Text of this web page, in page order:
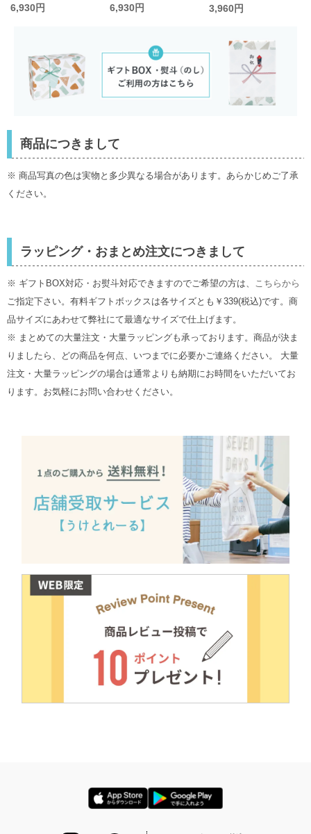
シャツ／グッドロッ
6,930円
HELP!Tシャツ／グッ
6,930円
プリントTシャツ／
3,960円
商品につきまして
※ 商品写真の色は実物と多少異なる場合があります。あらかじめご了承
ください。
ラッピング・おまとめ注文につきまして
※ ギフトBOX対応・お熨斗対応できますのでご希望の方は、 こちらから
ご指定下さい。有料ギフトボックスは各サイズとも￥339(税込)です。商
品サイズにあわせて弊社にて最適なサイズで仕上げます。
※ まとめての大量注文・大量ラッピングも承っております。商品が決ま
りましたら、どの商品を何点、いつまでに必要かご連絡ください。 大量
注文・大量ラッピングの場合は通常よりも納期にお時間をいただいてお
ります。お気軽にお問い合わせください。